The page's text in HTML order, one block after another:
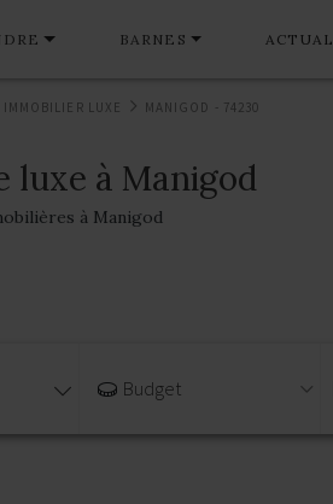
BARNES
IMMOBILIER LUXE MANIGOD - 74230
luxe à Manigod
à Manigod
Budget